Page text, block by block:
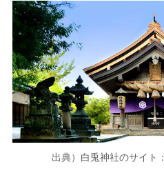
出典）白兎神社のサイト：